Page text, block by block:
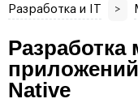
Разработка и IT >
Native